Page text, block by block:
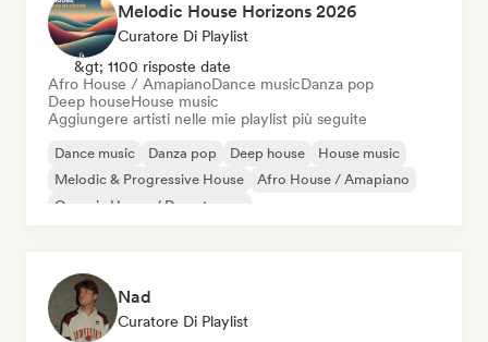
Melodic House Horizons 2026
Curatore Di Playlist
&gt; 1100 risposte date
Afro House / AmapianoDance musicDanza pop
Deep houseHouse music
Aggiungere artisti nelle mie playlist più seguite
Dance music Danza pop Deep house
House music
Melodic & Progressive House
Afro House / Amapiano
Organic House / Downtempo
Nad
Curatore Di Playlist